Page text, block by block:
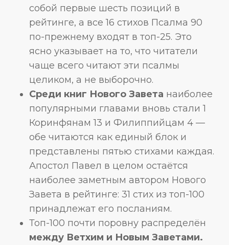
собой первые шесть позиций в
рейтинге, а все 16 стихов Псалма 90
по-прежнему входят в топ-25. Это
ясно указывает на то, что читатели
чаще всего читают эти псалмы
целиком, а не выборочно.
Среди книг Нового Завета наиболее
популярными главами вновь стали 1
Коринфянам 13 и Филиппийцам 4 —
обе читаются как единый блок и
представлены пятью стихами каждая.
Апостол Павел в целом остаётся
наиболее заметным автором Нового
Завета в рейтинге: 31 стих из топ-100
принадлежат его посланиям.
Топ-100 почти поровну распределён
между Ветхим и Новым Заветами.